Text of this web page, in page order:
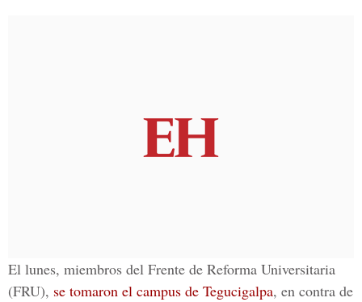
El lunes, miembros del Frente de Reforma Universitaria
(FRU), se tomaron el campus de Tegucigalpa, en contra de